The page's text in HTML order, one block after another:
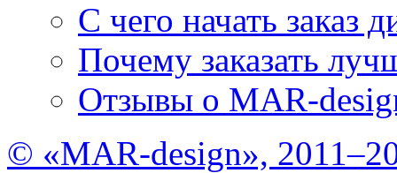
С чего начать заказ
Почему заказать
Отзывы о MAR-
© «MAR-design»,